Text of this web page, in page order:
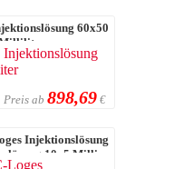
60x50
Preis ab 898,69 €
Injektionslösung
10x5 Milli ...